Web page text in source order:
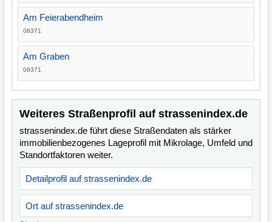
Am Feierabendheim
08371
Am Graben
08371
Weiteres Straßenprofil auf strassenindex.de
strassenindex.de führt diese Straßendaten als stärker
immobilienbezogenes Lageprofil mit Mikrolage, Umfeld und
Standortfaktoren weiter.
Detailprofil auf strassenindex.de
Ort auf strassenindex.de